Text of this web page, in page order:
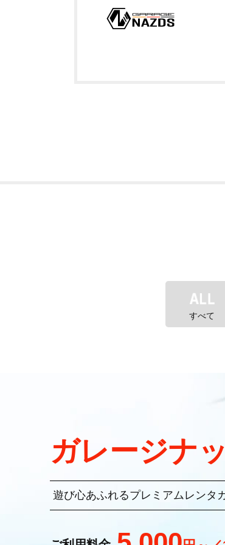
すべて
ガレージナ
遊び心あふれるプレミアムレンタ